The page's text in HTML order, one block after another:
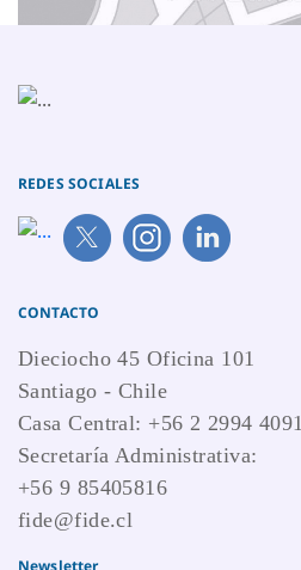
REDES SOCIALES
CONTACTO
Dieciocho 45 Oficina 101
Santiago - Chile
Casa Central: +56 2 2994 4091
Secretaría Administrativa:
+56 9 85405816
fide@fide.cl
Newsletter